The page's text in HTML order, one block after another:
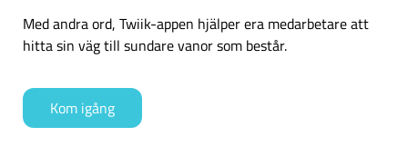
Med andra ord, Twiik-appen hjälper era medarbetare att
hitta sin väg till sundare vanor som består.
Kom igång